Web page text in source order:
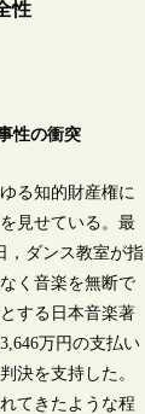
性
性の衝突
る知的財産権に
見せている。最
，ダンス教室が指
く音楽を無断で
する日本音楽著
万円の支払い
決を支持した。
てきたような程